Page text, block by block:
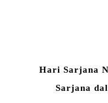
Hari Sarjana
Sarjana